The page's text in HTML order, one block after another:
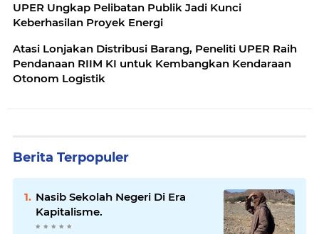
UPER Ungkap Pelibatan Publik Jadi Kunci
Keberhasilan Proyek Energi
Atasi Lonjakan Distribusi Barang, Peneliti UPER Raih
Pendanaan RIIM KI untuk Kembangkan Kendaraan
Otonom Logistik
Berita Terpopuler
Nasib Sekolah Negeri Di Era
Kapitalisme.